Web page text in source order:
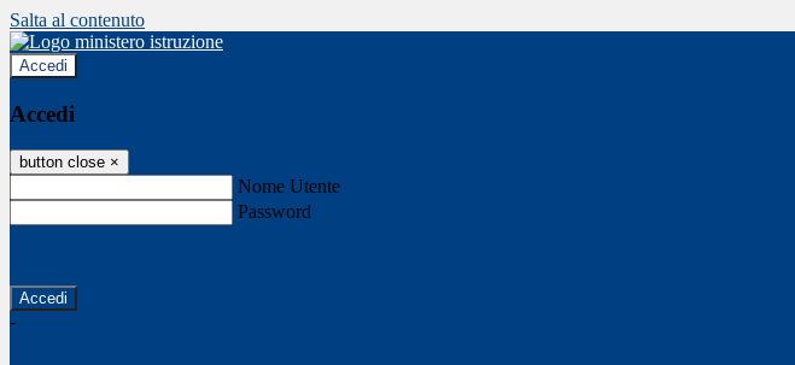
Salta al contenuto
Accedi
Accedi
button close ×
Nome Utente
Password
-